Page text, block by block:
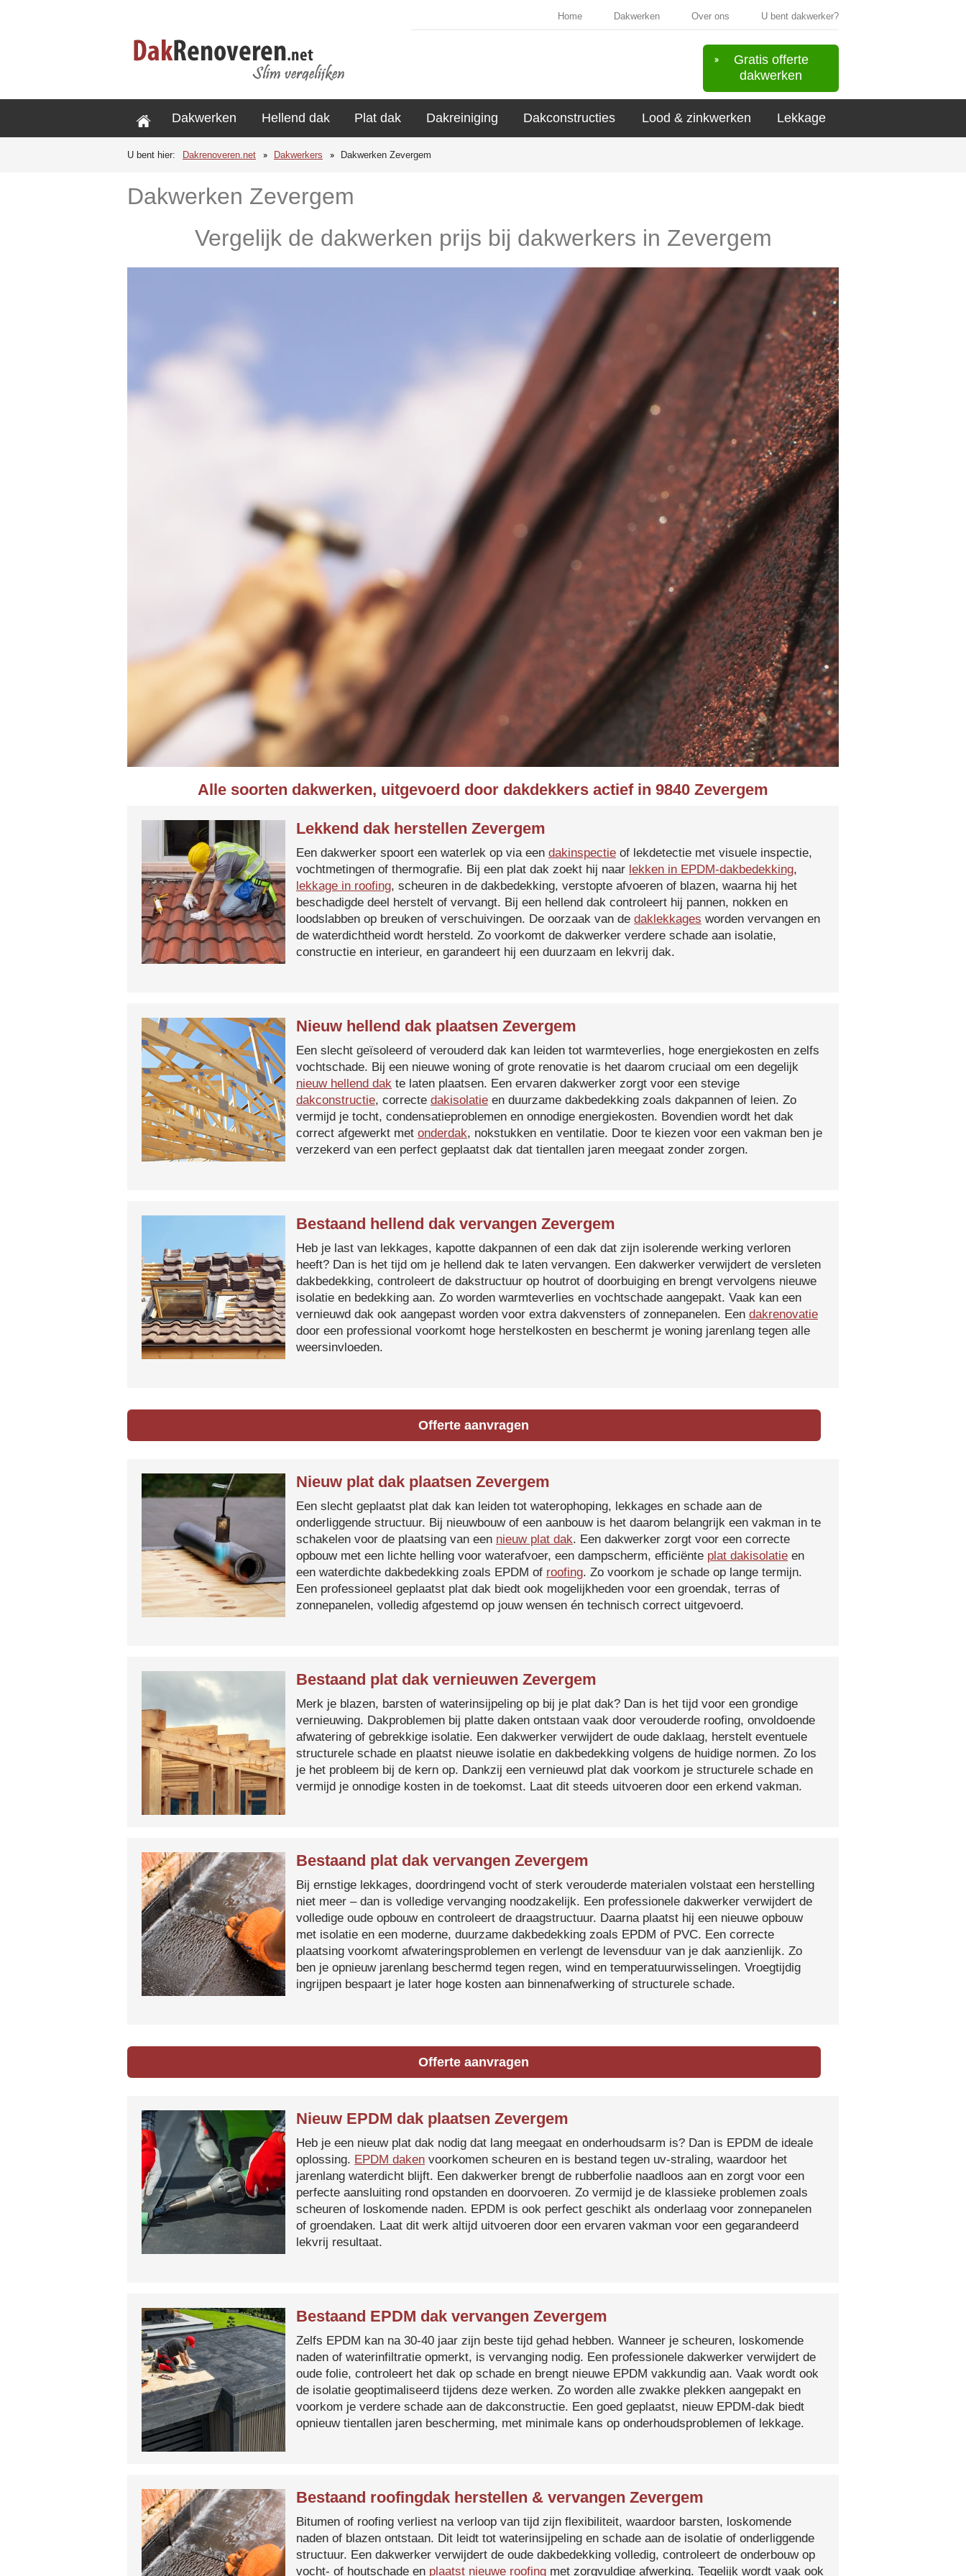
Home Dakwerken Over ons U bent dakwerker?
Gratis offerte
dakwerken
Dakwerken Hellend dak Plat dak Dakreiniging Dakconstructies Lood & zinkwerken Lekkage
U bent hier: Dakrenoveren.net Dakwerkers Dakwerken Zevergem
Dakwerken Zevergem
Vergelijk de dakwerken prijs bij dakwerkers in Zevergem
Alle soorten dakwerken, uitgevoerd door dakdekkers actief in 9840 Zevergem
Lekkend dak herstellen Zevergem
Een dakwerker spoort een waterlek op via een dakinspectie of lekdetectie met visuele inspectie,
vochtmetingen of thermografie. Bij een plat dak zoekt hij naar lekken in EPDM-dakbedekking,
lekkage in roofing, scheuren in de dakbedekking, verstopte afvoeren of blazen, waarna hij het
beschadigde deel herstelt of vervangt. Bij een hellend dak controleert hij pannen, nokken en
loodslabben op breuken of verschuivingen. De oorzaak van de daklekkages worden vervangen en
de waterdichtheid wordt hersteld. Zo voorkomt de dakwerker verdere schade aan isolatie,
constructie en interieur, en garandeert hij een duurzaam en lekvrij dak.
Nieuw hellend dak plaatsen Zevergem
Een slecht geïsoleerd of verouderd dak kan leiden tot warmteverlies, hoge energiekosten en zelfs
vochtschade. Bij een nieuwe woning of grote renovatie is het daarom cruciaal om een degelijk
nieuw hellend dak te laten plaatsen. Een ervaren dakwerker zorgt voor een stevige
dakconstructie, correcte dakisolatie en duurzame dakbedekking zoals dakpannen of leien. Zo
vermijd je tocht, condensatieproblemen en onnodige energiekosten. Bovendien wordt het dak
correct afgewerkt met onderdak, nokstukken en ventilatie. Door te kiezen voor een vakman ben je
verzekerd van een perfect geplaatst dak dat tientallen jaren meegaat zonder zorgen.
Bestaand hellend dak vervangen Zevergem
Heb je last van lekkages, kapotte dakpannen of een dak dat zijn isolerende werking verloren
heeft? Dan is het tijd om je hellend dak te laten vervangen. Een dakwerker verwijdert de versleten
dakbedekking, controleert de dakstructuur op houtrot of doorbuiging en brengt vervolgens nieuwe
isolatie en bedekking aan. Zo worden warmteverlies en vochtschade aangepakt. Vaak kan een
vernieuwd dak ook aangepast worden voor extra dakvensters of zonnepanelen. Een dakrenovatie
door een professional voorkomt hoge herstelkosten en beschermt je woning jarenlang tegen alle
weersinvloeden.
Offerte aanvragen
Nieuw plat dak plaatsen Zevergem
Een slecht geplaatst plat dak kan leiden tot waterophoping, lekkages en schade aan de
onderliggende structuur. Bij nieuwbouw of een aanbouw is het daarom belangrijk een vakman in te
schakelen voor de plaatsing van een nieuw plat dak. Een dakwerker zorgt voor een correcte
opbouw met een lichte helling voor waterafvoer, een dampscherm, efficiënte plat dakisolatie en
een waterdichte dakbedekking zoals EPDM of roofing. Zo voorkom je schade op lange termijn.
Een professioneel geplaatst plat dak biedt ook mogelijkheden voor een groendak, terras of
zonnepanelen, volledig afgestemd op jouw wensen én technisch correct uitgevoerd.
Bestaand plat dak vernieuwen Zevergem
Merk je blazen, barsten of waterinsijpeling op bij je plat dak? Dan is het tijd voor een grondige
vernieuwing. Dakproblemen bij platte daken ontstaan vaak door verouderde roofing, onvoldoende
afwatering of gebrekkige isolatie. Een dakwerker verwijdert de oude daklaag, herstelt eventuele
structurele schade en plaatst nieuwe isolatie en dakbedekking volgens de huidige normen. Zo los
je het probleem bij de kern op. Dankzij een vernieuwd plat dak voorkom je structurele schade en
vermijd je onnodige kosten in de toekomst. Laat dit steeds uitvoeren door een erkend vakman.
Bestaand plat dak vervangen Zevergem
Bij ernstige lekkages, doordringend vocht of sterk verouderde materialen volstaat een herstelling
niet meer – dan is volledige vervanging noodzakelijk. Een professionele dakwerker verwijdert de
volledige oude opbouw en controleert de draagstructuur. Daarna plaatst hij een nieuwe opbouw
met isolatie en een moderne, duurzame dakbedekking zoals EPDM of PVC. Een correcte
plaatsing voorkomt afwateringsproblemen en verlengt de levensduur van je dak aanzienlijk. Zo
ben je opnieuw jarenlang beschermd tegen regen, wind en temperatuurwisselingen. Vroegtijdig
ingrijpen bespaart je later hoge kosten aan binnenafwerking of structurele schade.
Offerte aanvragen
Nieuw EPDM dak plaatsen Zevergem
Heb je een nieuw plat dak nodig dat lang meegaat en onderhoudsarm is? Dan is EPDM de ideale
oplossing. EPDM daken voorkomen scheuren en is bestand tegen uv-straling, waardoor het
jarenlang waterdicht blijft. Een dakwerker brengt de rubberfolie naadloos aan en zorgt voor een
perfecte aansluiting rond opstanden en doorvoeren. Zo vermijd je de klassieke problemen zoals
scheuren of loskomende naden. EPDM is ook perfect geschikt als onderlaag voor zonnepanelen
of groendaken. Laat dit werk altijd uitvoeren door een ervaren vakman voor een gegarandeerd
lekvrij resultaat.
Bestaand EPDM dak vervangen Zevergem
Zelfs EPDM kan na 30-40 jaar zijn beste tijd gehad hebben. Wanneer je scheuren, loskomende
naden of waterinfiltratie opmerkt, is vervanging nodig. Een professionele dakwerker verwijdert de
oude folie, controleert het dak op schade en brengt nieuwe EPDM vakkundig aan. Vaak wordt ook
de isolatie geoptimaliseerd tijdens deze werken. Zo worden alle zwakke plekken aangepakt en
voorkom je verdere schade aan de dakconstructie. Een goed geplaatst, nieuw EPDM-dak biedt
opnieuw tientallen jaren bescherming, met minimale kans op onderhoudsproblemen of lekkage.
Bestaand roofingdak herstellen & vervangen Zevergem
Bitumen of roofing verliest na verloop van tijd zijn flexibiliteit, waardoor barsten, loskomende
naden of blazen ontstaan. Dit leidt tot waterinsijpeling en schade aan de isolatie of onderliggende
structuur. Een dakwerker verwijdert de oude dakbedekking volledig, controleert de onderbouw op
vocht- of houtschade en plaatst nieuwe roofing met zorgvuldige afwerking. Tegelijk wordt vaak ook